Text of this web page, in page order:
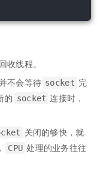
收线程。
不会等待 socket 完
的 socket 连接时，
关闭的够快，就
CPU 处理的业务往往